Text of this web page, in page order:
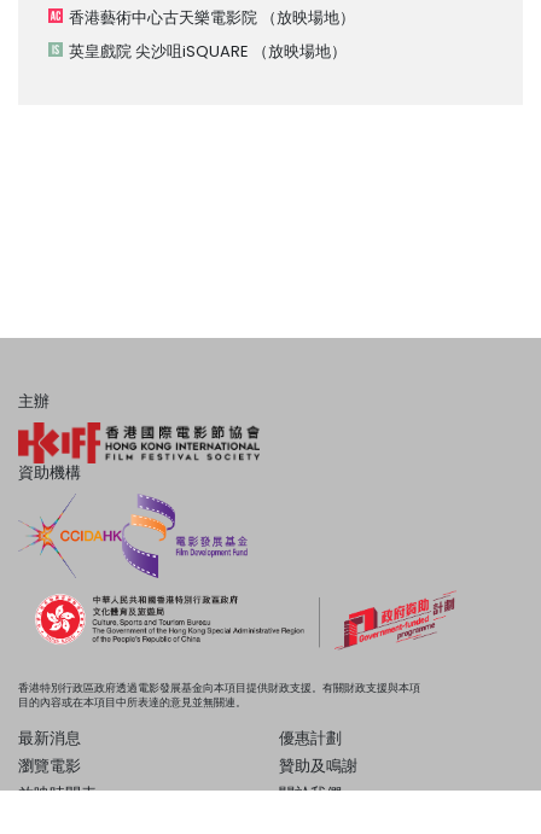
香港藝術中心古天樂電影院 （放映場地）
英皇戲院 尖沙咀iSQUARE （放映場地）
主辦
資助機構
香港特別行政區政府透過電影發展基金向本項目提供財政支援。有關財政支援與本項
目的內容或在本項目中所表達的意見並無關連。
最新消息
瀏覽電影
放映時間表
優惠計劃
贊助及鳴謝
關於我們